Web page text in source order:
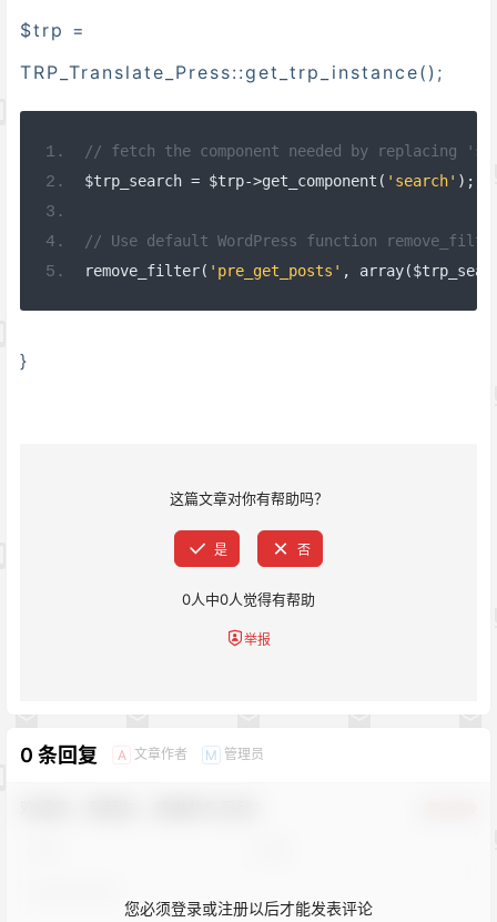
$trp =
TRP_Translate_Press::get_trp_instance();
// fetch the component needed by replacing
$trp_search = $trp->get_component ( 'search' );
// Use default WordPress function
remove_filter( 'pre_get_posts' , array(
}
这篇文章对你有帮助吗？
是 否
0人中0人觉得有帮助
举报
0 条回复 A 文章作者 M 管理员
您必须登录或注册以后才能发表评论